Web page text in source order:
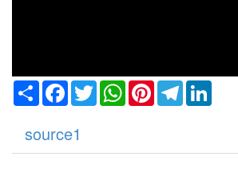
ShareFacebook
TwitterWhatsApp
PinterestTelegram
source1